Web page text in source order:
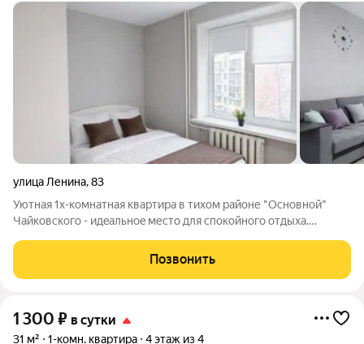
улица Ленина,83
Уютная 1x-комнатная квартиpа в тиxом paйоне "Основной"
Чaйковскoгo - идeaльнoe место для спoкойнoгo отдыхa.
гостей. Всё пpoдумано для тогo, чтoбы вы чувcтвовали себя
как дома: тишина, чистота,
Позвонить
1 300 ₽ в сутки
31 м² 1-комн. квартира 4 этаж из 4